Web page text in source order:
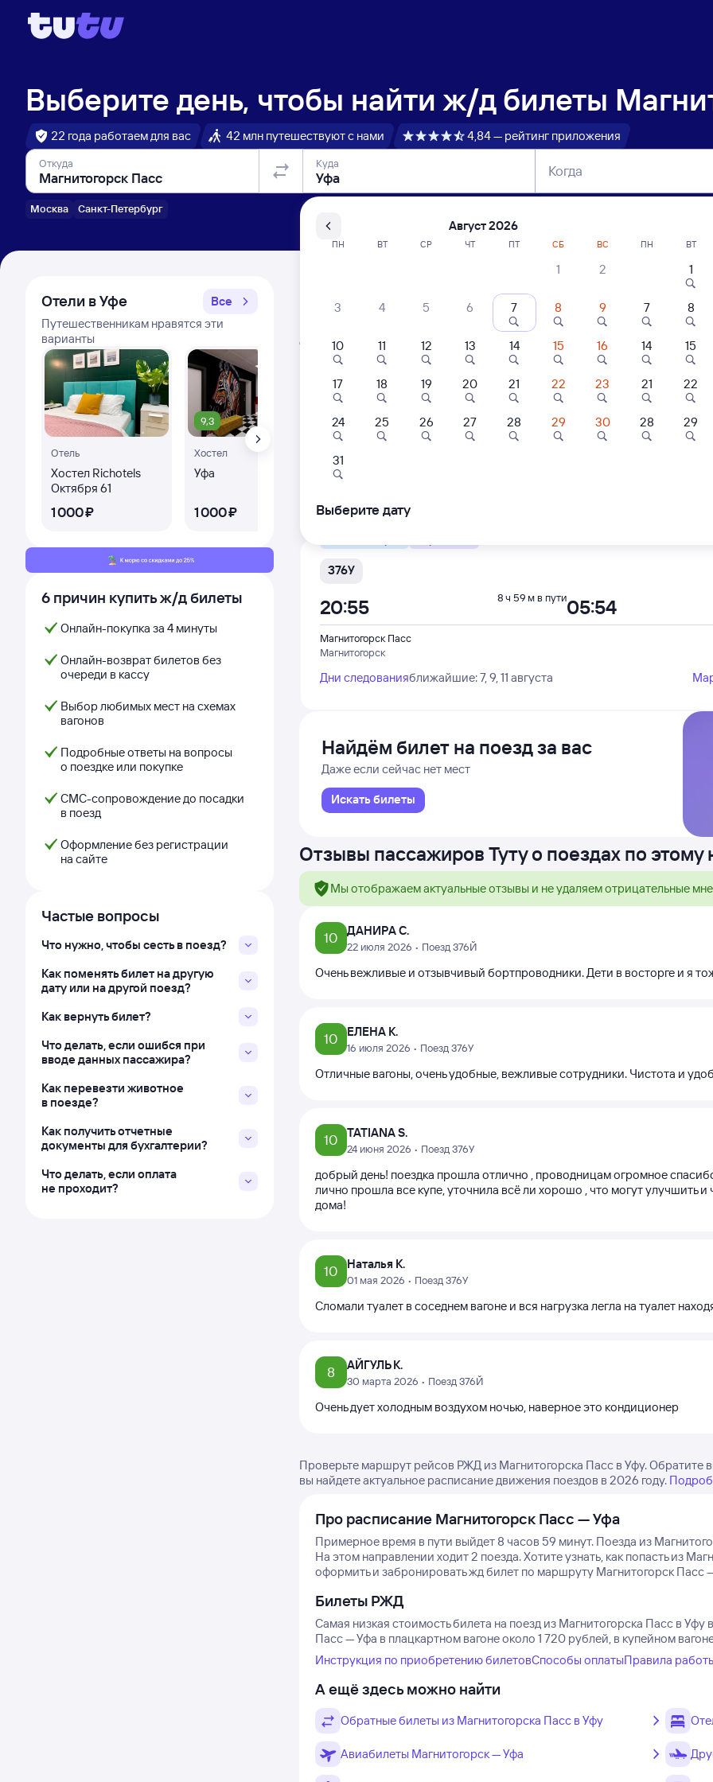
Выберите день, чтобы найти ж/д билеты
22 года работаем для вас 42 млн путешествуют с нами 4,84 — рейтинг приложения
Откуда
Москва Санкт-Петербург
Куда Когда
Отели в Уфе
Все
Путешественникам нравятся эти
варианты
Отель
Хостел Richotels
Октября 61
1 ⁠000 ⁠₽
9,3
Хостел
Уфа
1 ⁠000 ⁠₽
8,9
Гостевые комнаты
2 ⁠148 ⁠₽
8,7
6 причин купить ж/д билеты
Онлайн-покупка за 4 минуты
Онлайн-возврат билетов без
очереди в кассу
Выбор любимых мест на схемах
вагонов
Подробные ответы на вопросы
о поездке или покупке
СМС-сопровождение до посадки
в поезд
Оформление без регистрации
на сайте
Частые вопросы
Что нужно, чтобы сесть в поезд?
Как поменять билет на другую
дату или на другой поезд?
Как вернуть билет?
Что делать, если ошибся при
вводе данных пассажира?
Как перевезти животное
в поезде?
Как получить отчетные
документы для бухгалтерии?
Что делать, если оплата
не проходит?
Расписание поездов Магнитогорск Пасс — Уфа
Расписание поездов Уфа — Магнитогорск Пасс
Открыта продажа билетов на 4 ноября. Отправление и прибытие по местному
Самый быстрый
376Й Проходящий
Магнитогорск Пасс
Магнитогорск
из Сибая
20:55 05:54
Дни следованияближайшие: 7, 9, 11 августа
376У
Магнитогорск Пасс
Магнитогорск
20:55 05:54
8 ч 59 м в пути
Дни следованияближайшие: 7, 9, 11 августа
Найдём билет на поезд за вас
Даже если сейчас нет мест
Искать билеты
Отзывы пассажиров Туту о поездах по
Мы отображаем актуальные отзывы и не удаляем отрицательные
10 ДАНИРА С.
22 июля 2026 • Поезд 376Й
Очень вежливые и отзывчивый бортпроводники. Дети в восторге и я
10 ЕЛЕНА К.
16 июля 2026 • Поезд 376У
Отличные вагоны, очень удобные, вежливые сотрудники. Чистота и
10 TATIANA S.
24 июня 2026 • Поезд 376У
добрый день! поездка прошла отлично , проводницам огромное
лично прошла все купе, уточнила всё ли хорошо , что могут улучшить
дома!
10 Наталья К.
01 мая 2026 • Поезд 376У
Сломали туалет в соседнем вагоне и вся нагрузка легла на туалет
8 АЙГУЛЬ К.
30 марта 2026 • Поезд 376Й
Очень дует холодным воздухом ночью, наверное это кондиционер
Проверьте маршрут рейсов РЖД из Магнитогорска Пасс в Уфу. Обратите
вы найдете актуальное расписание движения поездов в 2026 году.
Про расписание Магнитогорск Пасс — Уфа
Примерное время в пути выйдет 8 часов 59 минут. Поезда из
На этом направлении ходит 2 поезда.Хотите узнать, как попасть из
оформить и забронировать жд билет по маршруту Магнитогорск Пасс
Билеты РЖД
Самая низкая стоимость билета на поезд из Магнитогорска Пасс в Уфу
Пасс — Уфа в плацкартном вагоне около 1 720 рублей, в купейном
Инструкция по приобретению билетовСпособы оплатыПравила
А ещё здесь можно найти
Обратные билеты из Магнитогорска Пасс в Уфу
Авиабилеты Магнитогорск — Уфа
Август 2026
ПН ВТ СР ЧТ ПТ СБ ВС
1 2
3 4 5 6 7 8 9
10 11 12 13 14 15 16
17 18 19 20 21 22 23
24 25 26 27 28 29 30
31
ПН ВТ
1
7 8
14 15
21 22
28 29
Выберите дату